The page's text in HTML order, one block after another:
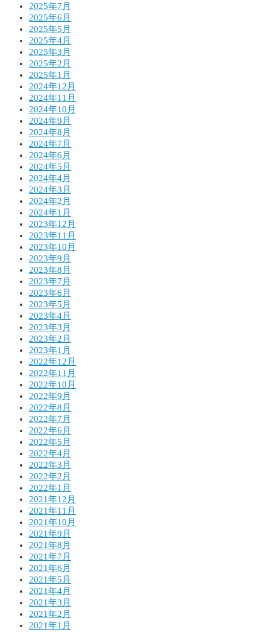
2025年7月
2025年6月
2025年5月
2025年4月
2025年3月
2025年2月
2025年1月
2024年12月
2024年11月
2024年10月
2024年9月
2024年8月
2024年7月
2024年6月
2024年5月
2024年4月
2024年3月
2024年2月
2024年1月
2023年12月
2023年11月
2023年10月
2023年9月
2023年8月
2023年7月
2023年6月
2023年5月
2023年4月
2023年3月
2023年2月
2023年1月
2022年12月
2022年11月
2022年10月
2022年9月
2022年8月
2022年7月
2022年6月
2022年5月
2022年4月
2022年3月
2022年2月
2022年1月
2021年12月
2021年11月
2021年10月
2021年9月
2021年8月
2021年7月
2021年6月
2021年5月
2021年4月
2021年3月
2021年2月
2021年1月